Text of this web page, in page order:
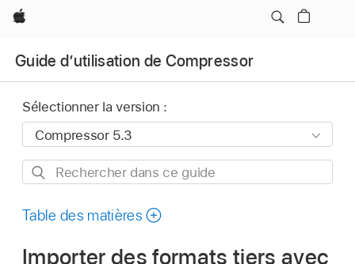
Apple
Guide d’utilisation de Compressor
Sélectionner la version :
Rechercher
ce
Table des matières
Importer des formats tiers avec